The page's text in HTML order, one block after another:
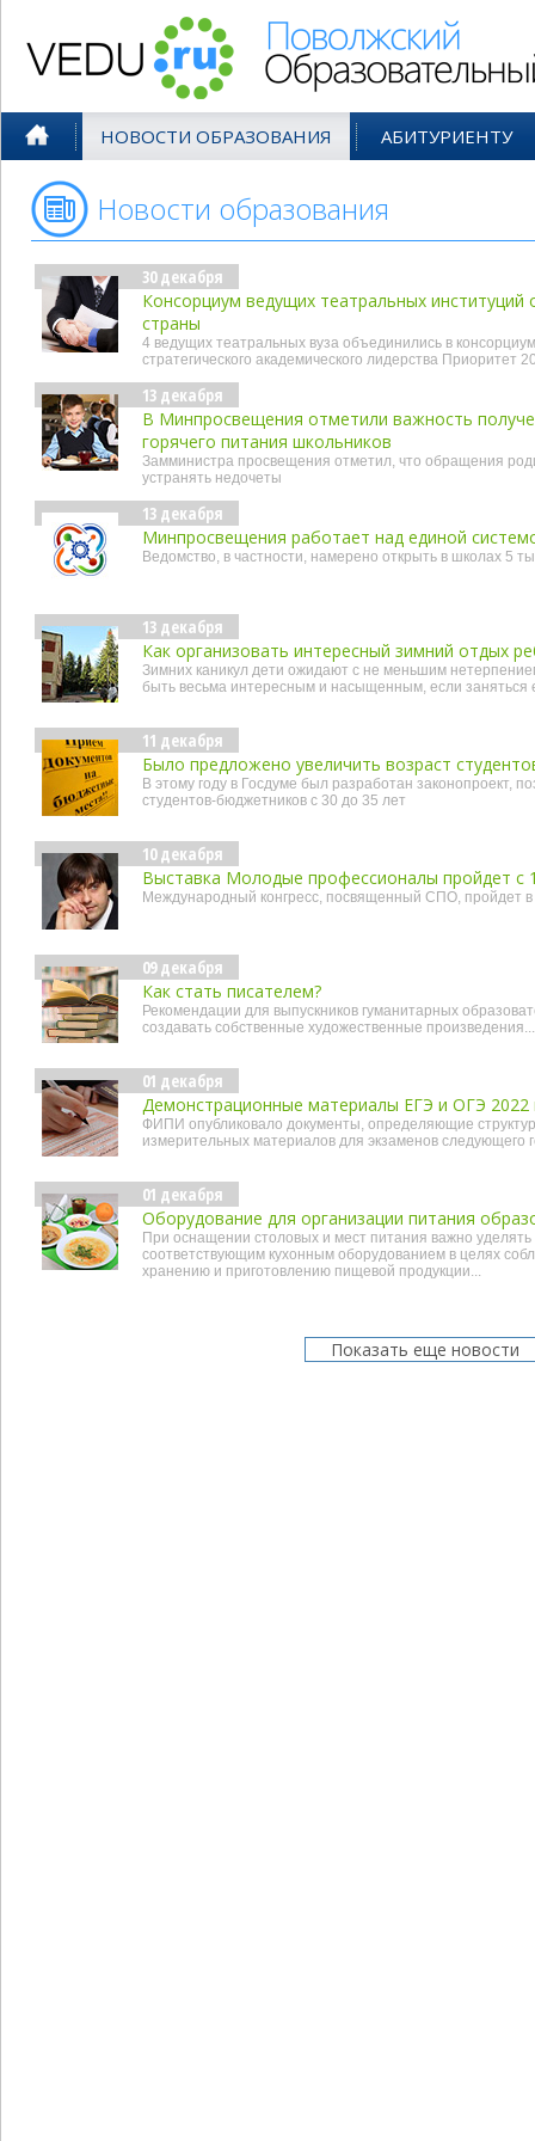
НОВОСТИ ОБРАЗОВАНИЯ АБИТУРИЕНТУ
Новости образования
30 декабря
Консорциум ведущих театральных
страны
4 ведущих театральных вуза объединились в
стратегического академического лидерства Приоритет
13 декабря
В Минпросвещения отметили важность
горячего питания школьников
Замминистра просвещения отметил, что обращения
устранять недочеты
13 декабря
Минпросвещения работает над единой
Ведомство, в частности, намерено открыть в школах 5
13 декабря
Как организовать интересный зимний отдых
Зимних каникул дети ожидают с не меньшим
быть весьма интересным и насыщенным, если заняться
11 декабря
Было предложено увеличить возраст
В этому году в Госдуме был разработан законопроект,
студентов-бюджетников с 30 до 35 лет
10 декабря
Выставка Молодые профессионалы пройдет с
Международный конгресс, посвященный СПО, пройдет
09 декабря
Как стать писателем?
Рекомендации для выпускников гуманитарных
создавать собственные художественные произведения...
01 декабря
Демонстрационные материалы ЕГЭ и ОГЭ 2022
ФИПИ опубликовало документы, определяющие
измерительных материалов для экзаменов следующего
01 декабря
Оборудование для организации питания
При оснащении столовых и мест питания важно
соответствующим кухонным оборудованием в целях
хранению и приготовлению пищевой продукции...
Показать еще новости